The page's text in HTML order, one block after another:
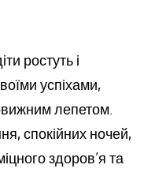
ростуть і
успіхами,
лепетом.
спокійних ночей,
здоров’я та